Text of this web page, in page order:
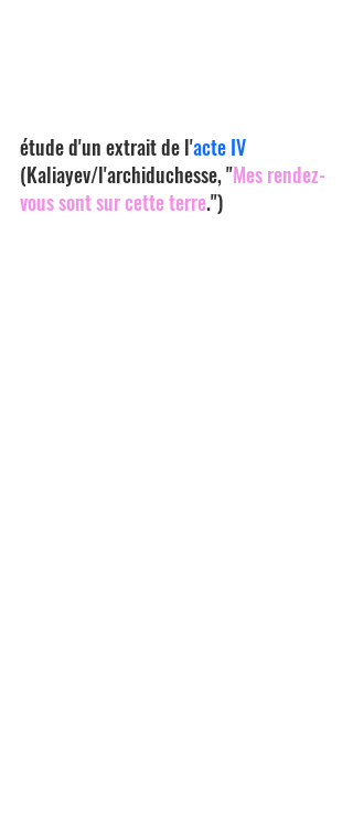
étude d'un extrait de l'acte IV
(Kaliayev/l'archiduchesse, "Mes rendez-
vous sont sur cette terre.")